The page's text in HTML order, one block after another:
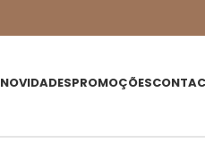
NOVIDADESPROMOÇÕES